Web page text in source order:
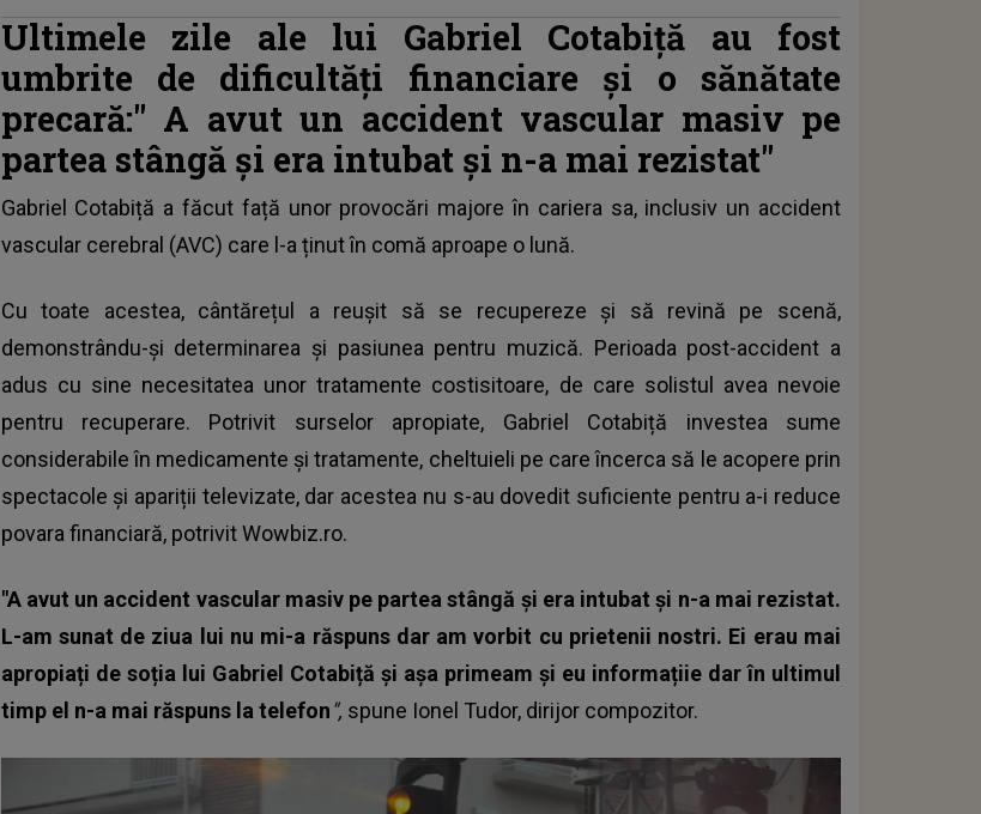
Ultimele zile ale lui Gabriel Cotabiță au fost
umbrite de dificultăți financiare și o sănătate
precară:" A avut un accident vascular masiv pe
partea stângă și era intubat și n-a mai rezistat"
Gabriel Cotabiță a făcut față unor provocări majore în cariera sa, inclusiv un accident
vascular cerebral (AVC) care l-a ținut în comă aproape o lună.
Cu toate acestea, cântărețul a reușit să se recupereze și să revină pe scenă,
demonstrându-și determinarea și pasiunea pentru muzică. Perioada post-accident a
adus cu sine necesitatea unor tratamente costisitoare, de care solistul avea nevoie
pentru recuperare. Potrivit surselor apropiate, Gabriel Cotabiță investea sume
considerabileîn medicamente și tratamente, cheltuieli pe care încerca să le acopere prin
spectacole și apariții televizate, dar acestea nu s-au dovedit suficiente pentru a-i reduce
povara financiară, potrivit Wowbiz.ro.
"A avut un accident vascular masiv pe partea stângă și era intubat și n-a mai rezistat.
L-am sunat de ziua lui nu mi-a răspuns dar am vorbit cu prietenii nostri. Ei erau mai
apropiați de soția lui Gabriel Cotabiță și așa primeam și eu informațiie dar în ultimul
timp el n-a mai răspuns la telefon", spune Ionel Tudor, dirijor compozitor.